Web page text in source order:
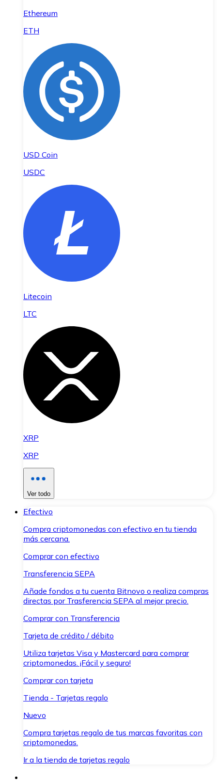
Ethereum
ETH
USD Coin
USDC
Litecoin
LTC
XRP
XRP
Ver todo
Efectivo
Compra criptomonedas con efectivo en tu tienda
más cercana.
Comprar con efectivo
Transferencia SEPA
Añade fondos a tu cuenta Bitnovo o realiza compras
directas por Trasferencia SEPA al mejor precio.
Comprar con Transferencia
Tarjeta de crédito / débito
Utiliza tarjetas Visa y Mastercard para comprar
criptomonedas. ¡Fácil y seguro!
Comprar con tarjeta
Tienda - Tarjetas regalo
Nuevo
Compra tarjetas regalo de tus marcas favoritas con
criptomonedas.
Ir a la tienda de tarjetas regalo